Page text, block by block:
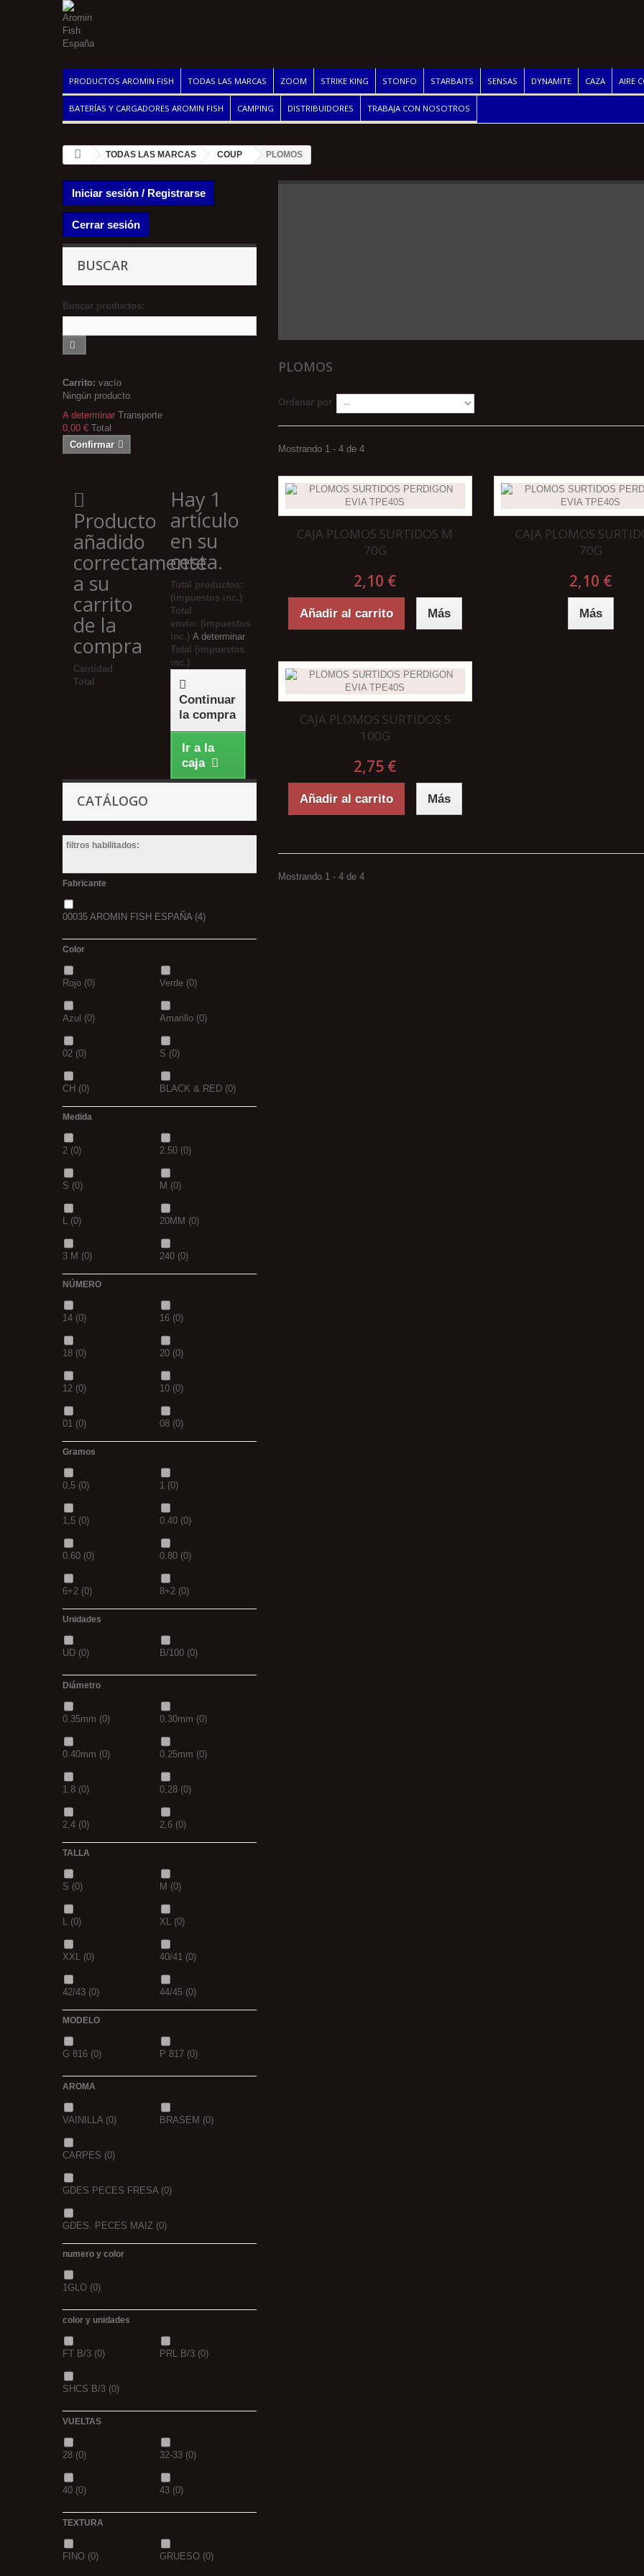
PRODUCTOS AROMIN FISH TODAS LAS MARCAS ZOOM STRIKE KING STONFO STARBAITS SENSAS DYNAMITE CAZA AIRE
BATERÍAS Y CARGADORES AROMIN FISH CAMPING DISTRIBUIDORES TRABAJA CON NOSOTROS
TODAS LAS MARCAS COUP PLOMOS
Iniciar sesión / Registrarse
Cerrar sesión
BUSCAR
Buscar productos:
Carrito: vacío
Ningún producto
A determinar Transporte
0,00 € Total
Confirmar
Producto
añadido
correctamente
a su
carrito
de la
compra
Cantidad
Total
Hay 1
artículo
en su
cesta.
Total productos:
(impuestos inc.)
Total
envío: (impuestos
inc.) A determinar
Total (impuestos
inc.)
Continuar
la compra
Ir a la
caja
CATÁLOGO
filtros habilitados:
Fabricante
00035 AROMIN FISH ESPAÑA(4)
Color
Rojo (0) Verde (0)
Azul (0) Amarillo (0)
02 (0) S (0)
CH (0) BLACK & RED (0)
(0) (0)
(0) (0)
(0)
(0) (0)
D.GREN PURPLE
18(0) blanca
Medida
2 (0) 2.50 (0)
S (0) M (0)
L (0) 20MM (0)
3 M (0) 240 (0)
(0) (0)
(0) (0)
8MM (0) 2 M (0)
(0) 30-25
35-30 1,10M
1,30M 2,5M
5/0 21MM
NÚMERO
14 (0) 16 (0)
18 (0) 20 (0)
12 (0) 10 (0)
01 (0) 08 (0)
(0) 3/0 (0)
(0) (0)
(0) (0)
(0) (0)
43(0) 44(0)
Gramos
0,5 (0) 1 (0)
1,5 (0) 0.40 (0)
0.60 (0) 0.80 (0)
6+2 (0) 8+2 (0)
(0) (0)
Unidades
UD (0) B/100 (0)
Diámetro
0.35mm (0) 0.30mm (0)
0.40mm (0) 0.25mm (0)
1.8 (0) 0,28 (0)
2,4 (0) 2,6 (0)
1,5 (0) (0)
2,3 (0)
TALLA
S (0) M (0)
L (0) XL (0)
XXL (0) 40/41 (0)
42/43 (0) 44/45 (0)
MODELO
G 816 (0) P 817 (0)
AROMA
VAINILLA(0) BRASEM (0)
CARPES (0)
GDES PECES FRESA(0)
GDES. PECES MAIZ (0)
GDES. PECES SCOPEX
TIGERNUTS
MIEL OCEAN LIVER
GOLDEN X
numero y color
1GLO (0)
color y unidades
FT B/3 (0) PRL B/3 (0)
SHCS B/3 (0)
VUELTAS
28 (0) 32-33 (0)
40 (0) 43 (0)
TEXTURA
FINO (0) GRUESO (0)
PLOMOS
Ordenar por
Mostrando 1 - 4 de 4
CAJA PLOMOS SURTIDOS M
70G
2,10 €
Añadir al carrito Más
CAJA PLOMOS
70G
2,10 €
Más
CAJA PLOMOS SURTIDOS S
100G
2,75 €
Añadir al carrito Más
Mostrando 1 - 4 de 4